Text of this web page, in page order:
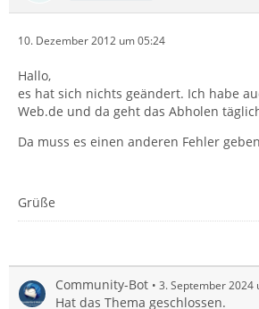
10. Dezember 2012 um 05:24
Hallo,
es hat sich nichts geändert. Ich habe
Web.de und da geht das Abholen
Da muss es einen anderen Fehler
Grüße
Community-Bot 3. September 2024
Hat das Thema geschlossen.